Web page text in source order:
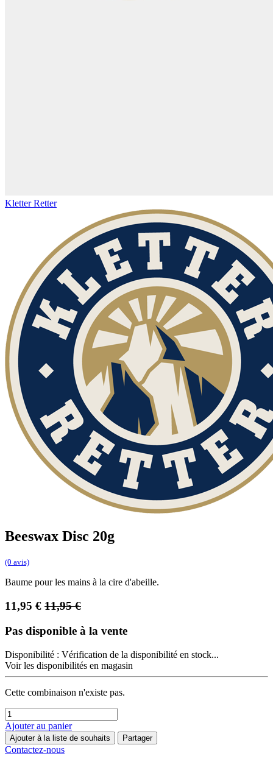
Kletter Retter
Beeswax Disc 20g
(0 avis)
Baume pour les mains à la cire d'abeille.
11,95 € 11,95€
Pas disponible à la vente
Disponibilité : Vérification de la disponibilité en stock...
Voir les disponibilités en magasin
Cette combinaison n'existe pas.
Ajouter au panier
Ajouter à la liste de souhaits Partager
Contactez-nous